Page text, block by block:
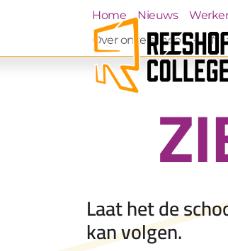
Skip to main navigation
Skip to main content
Skip to page footer
Home Nieuws
Over onze school
Laat het de
kan volgen.